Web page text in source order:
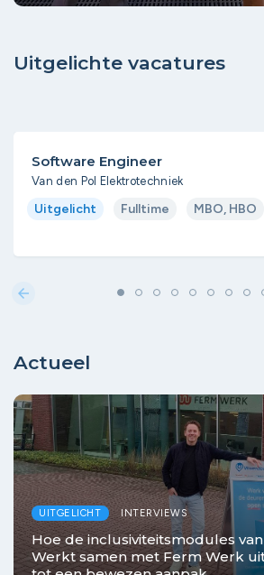
Uitgelichte vacatures
Software Engineer
Van den Pol Elektrotechniek
Uitgelicht Fulltime MBO, HBO
arrow_back
Actueel
UITGELICHT INTERVIEWS
Hoe de inclusiviteitsmodules van
Werkt samen met Ferm Werk